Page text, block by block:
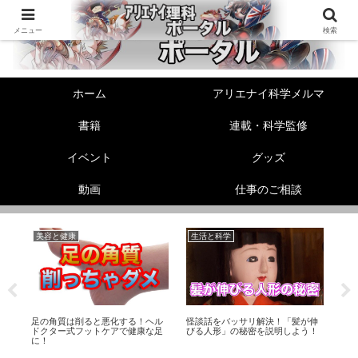
ホーム アリエナイ科学メルマ
書籍 連載・科学監修
イベント グッズ
動画 仕事のご相談
美容と健康
足の角質は削ると悪化する！ヘル
ドクター式フットケアで健康な足
に！
生活と科学
怪談話をバッサリ解決！「髪が伸
びる人形」の秘密を説明しよう！
メニュー 検索